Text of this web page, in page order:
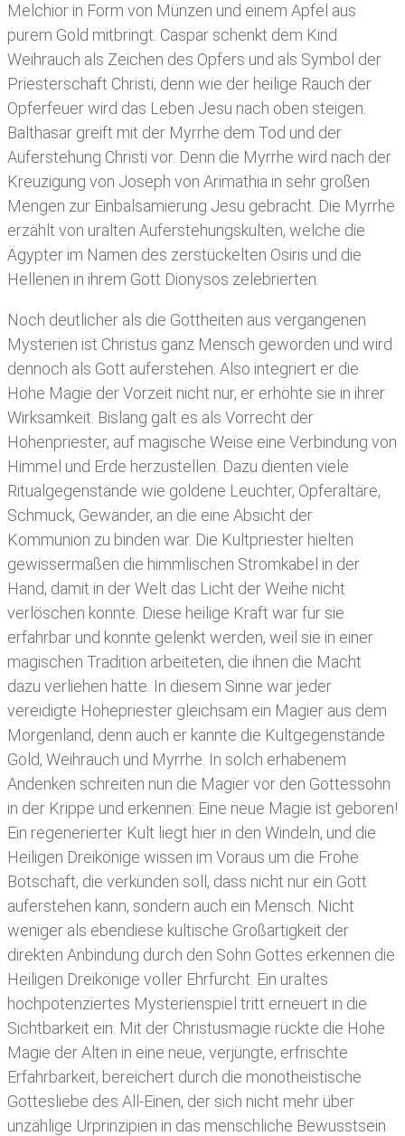
Melchior in Form von Münzen und einem Apfel aus
purem Gold mitbringt. Caspar schenkt dem Kind
Weihrauch als Zeichen des Opfers und als Symbol der
Priesterschaft Christi, denn wie der heilige Rauch der
Opferfeuer wird das Leben Jesu nach oben steigen.
Balthasar greift mit der Myrrhe dem Tod und der
Auferstehung Christi vor. Denn die Myrrhe wird nach der
Kreuzigung von Joseph von Arimathia in sehr großen
Mengen zur Einbalsamierung Jesu gebracht. Die Myrrhe
erzählt von uralten Auferstehungskulten, welche die
Ägypter im Namen des zerstückelten Osiris und die
Hellenen in ihrem Gott Dionysos zelebrierten.
Noch deutlicher als die Gottheiten aus vergangenen
Mysterien ist Christus ganz Mensch geworden und wird
dennoch als Gott auferstehen. Also integriert er die
Hohe Magie der Vorzeit nicht nur, er erhöhte sie in ihrer
Wirksamkeit. Bislang galt es als Vorrecht der
Hohenpriester, auf magische Weise eine Verbindung von
Himmel und Erde herzustellen. Dazu dienten viele
Ritualgegenstände wie goldene Leuchter, Opferaltäre,
Schmuck, Gewänder, an die eine Absicht der
Kommunion zu binden war. Die Kultpriester hielten
gewissermaßen die himmlischen Stromkabel in der
Hand, damit in der Welt das Licht der Weihe nicht
verlöschen konnte. Diese heilige Kraft war für sie
erfahrbar und konnte gelenkt werden, weil sie in einer
magischen Tradition arbeiteten, die ihnen die Macht
dazu verliehen hatte. In diesem Sinne war jeder
vereidigte Hohepriester gleichsam ein Magier aus dem
Morgenland, denn auch er kannte die Kultgegenstände
Gold, Weihrauch und Myrrhe. In solch erhabenem
Andenken schreiten nun die Magier vor den Gottessohn
in der Krippe und erkennen: Eine neue Magie ist geboren!
Ein regenerierter Kult liegt hier in den Windeln, und die
Heiligen Dreikönige wissen im Voraus um die Frohe
Botschaft, die verkünden soll, dass nicht nur ein Gott
auferstehen kann, sondern auch ein Mensch. Nicht
weniger als ebendiese kultische Großartigkeit der
direkten Anbindung durch den Sohn Gottes erkennen die
Heiligen Dreikönige voller Ehrfurcht. Ein uraltes
hochpotenziertes Mysterienspiel tritt erneuert in die
Sichtbarkeit ein. Mit der Christusmagie rückte die Hohe
Magie der Alten in eine neue, verjüngte, erfrischte
Erfahrbarkeit, bereichert durch die monotheistische
Gottesliebe des All-Einen, der sich nicht mehr über
unzählige Urprinzipien in das menschliche Bewusstsein